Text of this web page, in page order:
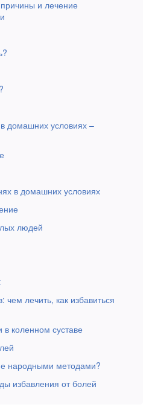
и лечение
домашних условиях –
в домашних условиях
людей
чем лечить, как избавиться
в коленном суставе
народными методами?
избавления от болей